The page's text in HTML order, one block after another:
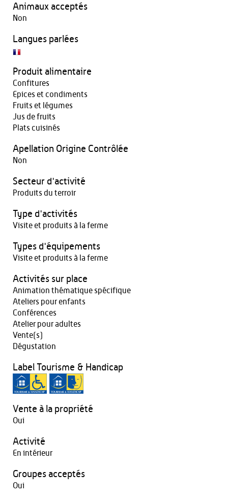
Animaux acceptés
Non
Langues parlées
Produit alimentaire
Confitures
Epices et condiments
Fruits et légumes
Jus de fruits
Plats cuisinés
Apellation Origine Contrôlée
Non
Secteur d'activité
Produits du terroir
Type d'activités
Visite et produits à la ferme
Types d'équipements
Visite et produits à la ferme
Activités sur place
Animation thématique spécifique
Ateliers pour enfants
Conférences
Atelier pour adultes
Vente(s)
Dégustation
Label Tourisme & Handicap
Vente à la propriété
Oui
Activité
En intérieur
Groupes acceptés
Oui